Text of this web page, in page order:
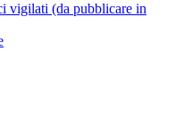
vigilati (da pubblicare in